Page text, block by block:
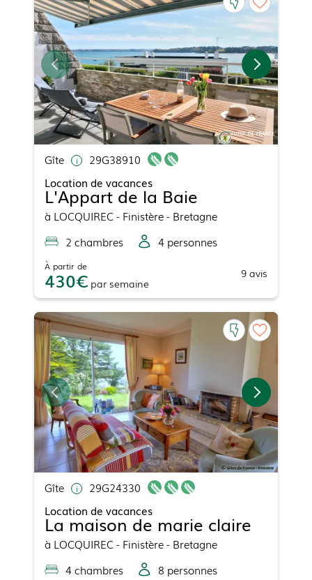
Gîte
29G38910
Location de vacances
L'Appart de la Baie
à LOCQUIREC- Finistère - Bretagne
2 chambres 4 personnes
À partir de
430 par semaine
9 avis
Gîte
29G24330
Location de vacances
La maison de marie claire
à LOCQUIREC- Finistère - Bretagne
4chambres 8 personnes